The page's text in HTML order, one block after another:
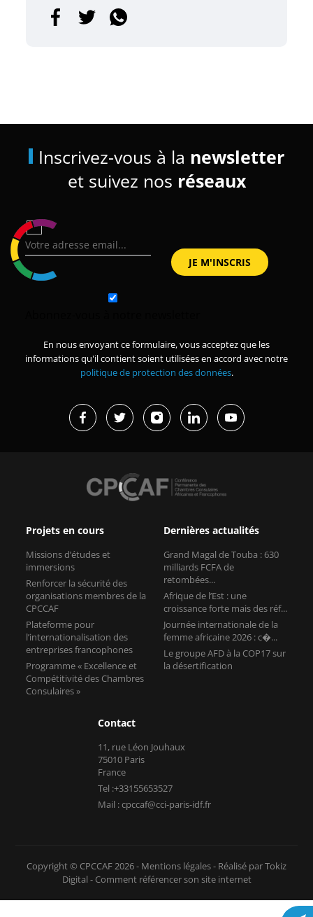
Inscrivez-vous à la newsletter
et suivez nos réseaux
En nous envoyant ce formulaire, vous acceptez que les
informations qu'il contient soient utilisées en accord avec notre
politique de protection des données.
Projets en cours
Missions d’études et
immersions
Renforcer la sécurité des
organisations membres de la
CPCCAF
Plateforme pour
l’internationalisation des
entreprises francophones
Programme « Excellence et
Compétitivité des Chambres
Consulaires »
Dernières actualités
Grand Magal de Touba : 630
milliards FCFA de
retombées...
Afrique de l’Est : une
croissance forte mais des réf...
Journée internationale de la
femme africaine 2026 : c�...
Le groupe AFD à la COP17 sur
la désertification
Contact
11, rue Léon Jouhaux
75010 Paris
France
Tel :+33155653527
Mail : cpccaf@cci-paris-idf.fr
Copyright © CPCCAF 2026 - Mentions légales- Réalisé par Tokiz
Digital - Comment référencer son site internet